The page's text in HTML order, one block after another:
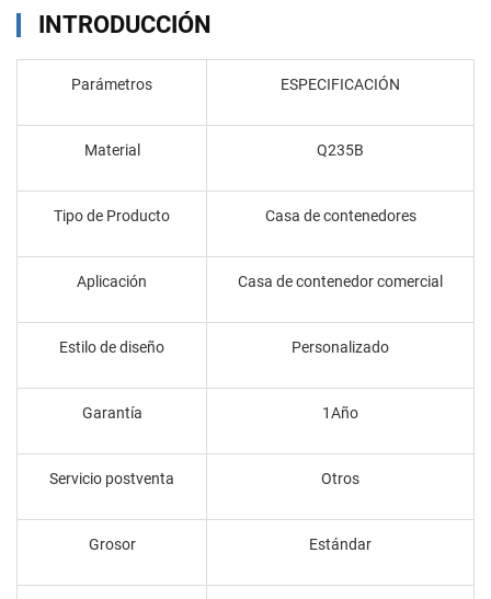
INTRODUCCIÓN
Parámetros ESPECIFICACIÓN
Material Q235B
Tipo de Producto Casa de contenedores
Aplicación Casa de contenedor comercial
Estilo de diseño Personalizado
Garantía 1Año
Servicio postventa Otros
Grosor Estándar